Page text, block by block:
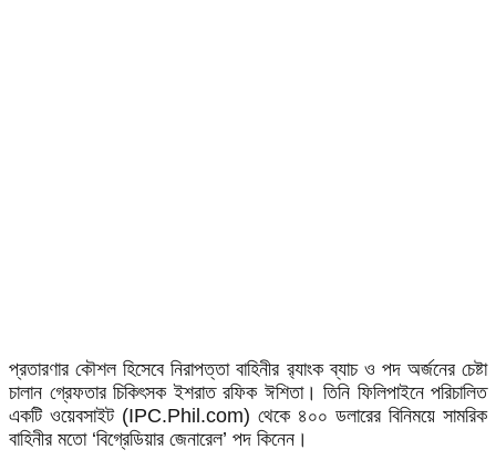
প্রতারণার কৌশল হিসেবে নিরাপত্তা বাহিনীর র‌্যাংক ব্যাচ ও পদ অর্জনের চেষ্টা
চালান গ্রেফতার চিকিৎসক ইশরাত রফিক ঈশিতা। তিনি ফিলিপাইনে পরিচালিত
একটি ওয়েবসাইট (IPC.Phil.com) থেকে ৪০০ ডলারের বিনিময়ে সামরিক
বাহিনীর মতো ‘বিগ্রেডিয়ার জেনারেল’ পদ কিনেন।